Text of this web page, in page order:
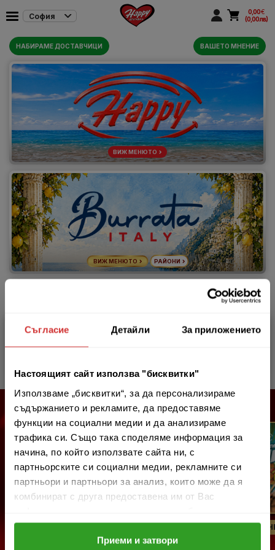
Съгласие Детайли За приложението
Настоящият сайт използва "бисквитки"
Използваме „бисквитки“, за да персонализираме
съдържанието и рекламите, да предоставяме
функции на социални медии и да анализираме
трафика си. Също така споделяме информация за
начина, по който използвате сайта ни, с
партньорските си социални медии, рекламните си
партньори и партньори за анализ, които може да я
комбинират с друга предоставена им от Вас
ползването от Ваша страна на услугите им.
Приеми и затвори
София
0,00€
(0,00 лв)
НАБИРАМЕ ДОСТАВЧИЦИ ВАШЕТО МНЕНИЕ
ВИЖ МЕНЮТО
ВИЖ МЕНЮТО РАЙОНИ
ВИЖ
СОФИЯ
ВАРНА
БУРГАС
ПЛОВДИВ
РУСЕ
САНДАНСКИ
ПЕТРИЧ